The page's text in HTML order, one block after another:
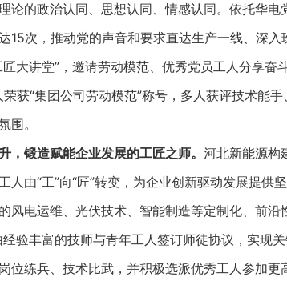
论的政治认同、思想认同、情感认同。依托华
15次，推动党的声音和要求直达生产一线、深
匠大讲堂”，邀请劳动模范、优秀党员工人分享
荣获“集团公司劳动模范”称号，多人获评技术能
围。
，锻造赋能企业发展的工匠之师。 河北新能源构
人由“工”向“匠”转变，为企业创新驱动发展提
风电运维、光伏技术、智能制造等定制化、前
经验丰富的技师与青年工人签订师徒协议，实现
位练兵、技术比武，并积极选派优秀工人参加